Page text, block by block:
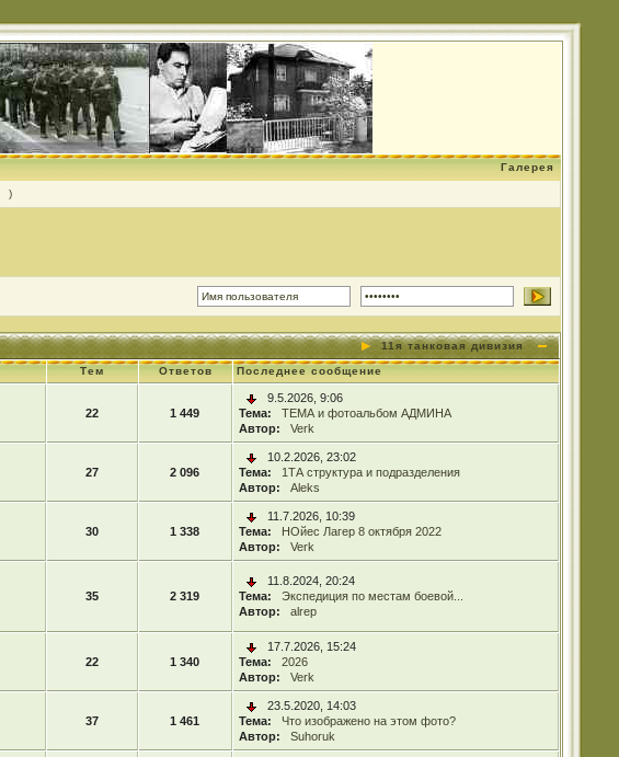
Галерея
)
11я танковая дивизия
Тем Ответов Последнее сообщение
22 1 449
9.5.2026, 9:06
Тема:
ТЕМА и фотоальбом АДМИНА
Автор:
Verk
27 2 096
10.2.2026, 23:02
Тема:
1ТА структура и подразделения
Автор:
Aleks
30 1 338
11.7.2026, 10:39
Тема:
НОйес Лагер 8 октября 2022
Автор:
Verk
35 2 319
11.8.2024, 20:24
Тема:
Экспедиция по местам боевой...
Автор:
alrep
22 1 340
17.7.2026, 15:24
Тема:
2026
Автор:
Verk
37 1 461
23.5.2020, 14:03
Тема:
Что изображено на этом фото?
Автор:
Suhoruk